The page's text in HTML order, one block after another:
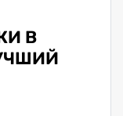
В